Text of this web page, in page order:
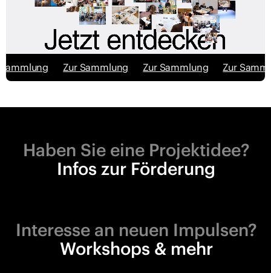
Zur Sammlung Zur Sammlung Zur
Haben Sie eine Projektidee?
Infos zur Förderung
Interesse an neuen Impulsen?
Workshops & mehr